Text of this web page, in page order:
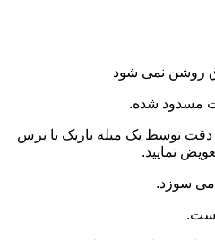
مسدود شده.
توسط یک میله باریک یا برس
نمایید.